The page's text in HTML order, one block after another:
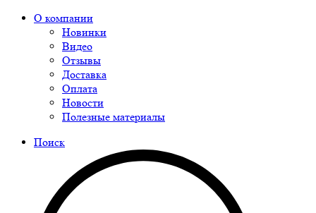
О компании
Новинки
Видео
Отзывы
Доставка
Оплата
Новости
Полезные материалы
Поиск